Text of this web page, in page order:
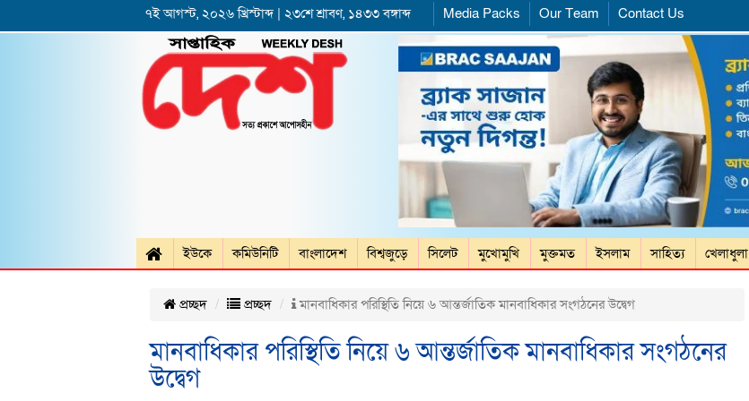
৭ই আগস্ট, ২০২৬ খ্রিস্টাব্দ | ২৩শে শ্রাবণ, ১৪৩৩ বঙ্গাব্দ Media Packs Our Team Contact Us
ইউকে কমিউনিটি বাংলাদেশ বিশ্বজুড়ে সিলেট মুখোমুখি মুক্তমত ইসলাম সাহিত্য খেলাধুলা
প্রচ্ছদ প্রচ্ছদ মানবাধিকার পরিস্থিতি নিয়ে ৬ আন্তর্জাতিক মানবাধিকার সংগঠনের উদ্বেগ
মানবাধিকার পরিস্থিতি নিয়ে ৬ আন্তর্জাতিক মানবাধিকার সংগঠনের
উদ্বেগ